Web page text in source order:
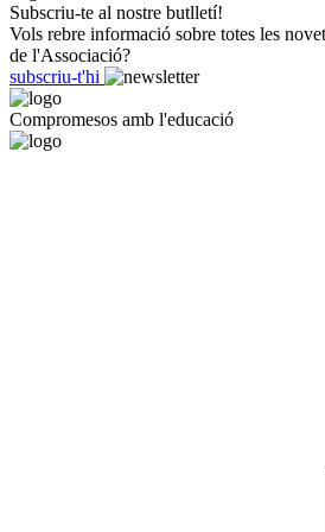
Subscriu-te al nostre butlletí!
Vols rebre informació sobre totes les
de l'Associació?
subscriu-t'hi
Compromesos amb l'educació